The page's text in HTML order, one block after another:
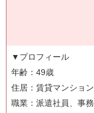
▼プロフィール
年齢：49歳
住居：賃貸マンション
職業：派遣社員、事務